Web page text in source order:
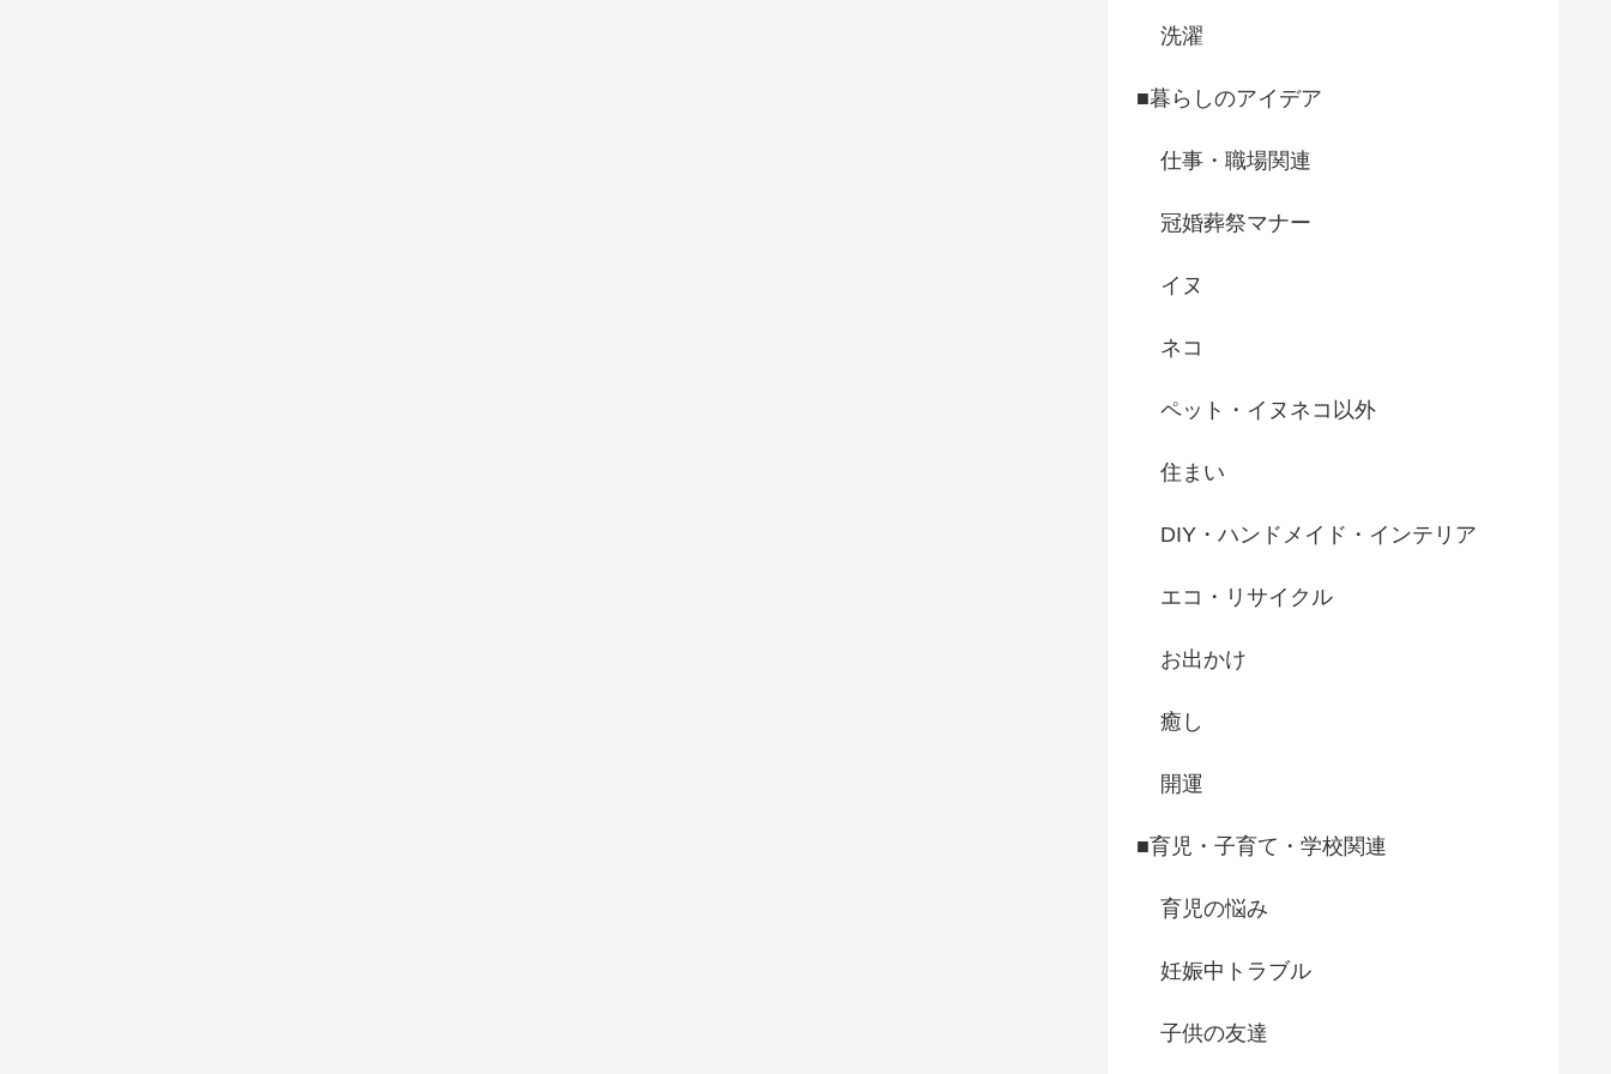
洗濯
■暮らしのアイデア
仕事・職場関連
冠婚葬祭マナー
イヌ
ネコ
ペット・イヌネコ以外
住まい
DIY・ハンドメイド・インテリア
エコ・リサイクル
お出かけ
癒し
開運
■育児・子育て・学校関連
育児の悩み
妊娠中トラブル
子供の友達